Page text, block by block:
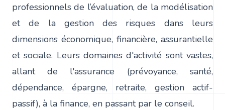
professionnels de l’évaluation, de la modélisation
et de la gestion des risques dans leurs
dimensions économique, financière, assurantielle
et sociale. Leurs domaines d'activité sont vastes,
allant de l'assurance (prévoyance, santé,
dépendance, épargne, retraite, gestion actif-
passif), à la finance, en passant par le conseil.